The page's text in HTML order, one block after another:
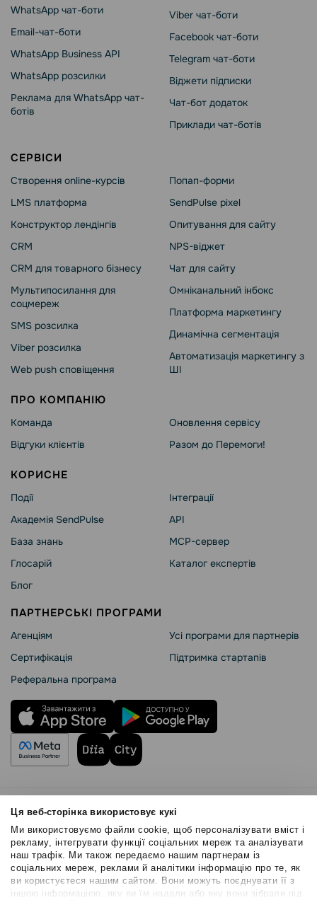
Ця веб-сторінка використовує кукі
Ми використовуємо файли cookie, щоб персоналізувати вміст і
рекламу, інтегрувати функції соціальних мереж та аналізувати
наш трафік. Ми також передаємо нашим партнерам із
соціальних мереж, реклами й аналітики інформацію про те, як
ви користуєтеся нашим сайтом. Вони можуть поєднувати її з
іншою інформацією, яку ви їм надали або яку вони зібрали під
WhatsApp чат-боти
Email-чат-боти
WhatsApp Business API
WhatsApp розсилки
Реклама для WhatsApp чат-
ботів
Viber чат-боти
Facebook чат-боти
Telegram чат-боти
Віджети підписки
Чат-бот додаток
Приклади чат-ботів
СЕРВІСИ
Створення online-курсів
LMS платформа
Конструктор лендінгів
CRM
CRM для товарного бізнесу
Мультипосилання для
соцмереж
SMS розсилка
Viber розсилка
Web push сповіщення
Попап-форми
SendPulse pixel
Опитування для сайту
NPS-віджет
Чат для сайту
Омніканальний інбокс
Платформа маркетингу
Динамічна сегментація
Автоматизація маркетингу з
ШІ
ПРО КОМПАНІЮ
Команда
Відгуки клієнтів
Оновлення сервісу
Разом до Перемоги!
КОРИСНЕ
Події
Академія SendPulse
База знань
Глосарій
Блог
Інтеграції
API
MCP-сервер
Каталог експертів
ПАРТНЕРСЬКІ ПРОГРАМИ
Агенціям
Сертифікація
Реферальна програма
Усі програми для партнерів
Підтримка стартапів
Правила користування
Політика Cookies
Безпека SendPulse
Політика конфіденційності
© 2015 - 2026. ТОВ «СендПульс». Всі права захищені